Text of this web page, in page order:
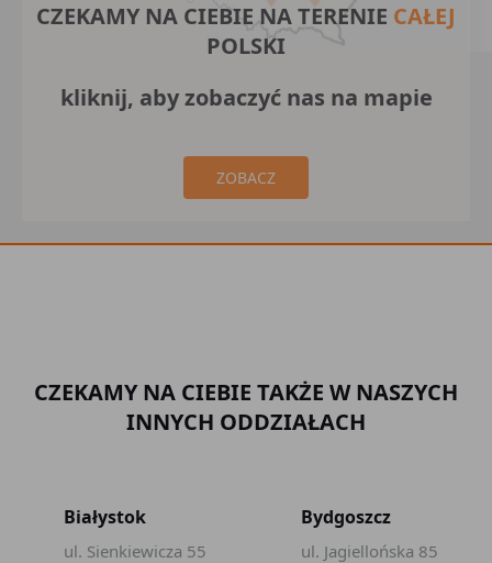
CZEKAMY NA CIEBIE NA TERENIE CAŁEJ
POLSKI
kliknij, aby zobaczyć nas na mapie
ZOBACZ
CZEKAMY NA CIEBIE TAKŻE W NASZYCH
INNYCH ODDZIAŁACH
Białystok
ul. Sienkiewicza 55
Bydgoszcz
ul. Jagiellońska 85